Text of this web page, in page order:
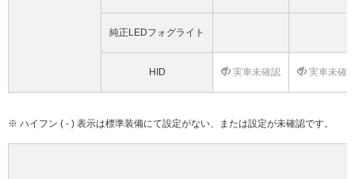
純正LEDフォグライト
HID 実車未確認 実車未確
※ ハイフン ( - ) 表示は標準装備にて設定がない、または設定が未確認です。